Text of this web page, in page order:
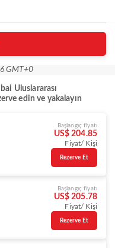
GMT+0
Uluslararası
edin ve yakalayın
Başlangıç fiyatı
US$ 204.85
Fiyat/ Kişi
Rezerve Et
Başlangıç fiyatı
US$ 205.78
Fiyat/ Kişi
Rezerve Et